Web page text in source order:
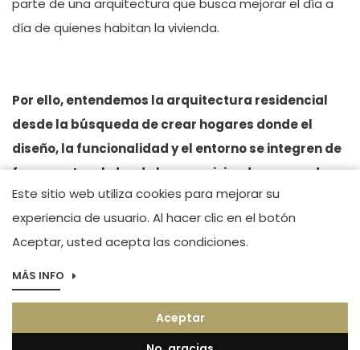
día de quienes habitan la vivienda.
Por ello,entendemos la arquitectura residencial
desde la búsqueda de crear hogares donde el
diseño, la funcionalidad y el entorno se integren de
forma natural, dando lugar a viviendas pensadas
para vivirlas plenamente.
2026 Alibuilding. Todos los derechos reservados
Aviso legal
Este sitio web utiliza cookies para mejorar su
experiencia de usuario. Al hacer clic en el botón
Aceptar, usted acepta las condiciones.
MÁS INFO
Aceptar